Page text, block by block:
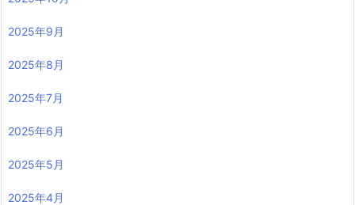
2025年9月
2025年8月
2025年7月
2025年6月
2025年5月
2025年4月